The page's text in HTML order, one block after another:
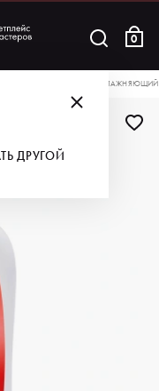
0
ДРУГОЙ
PLANET NAILS